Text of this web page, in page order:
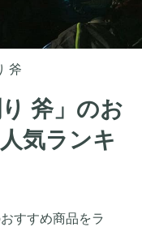
斧
り 斧」のお
気ランキ
すすめ商品をラ